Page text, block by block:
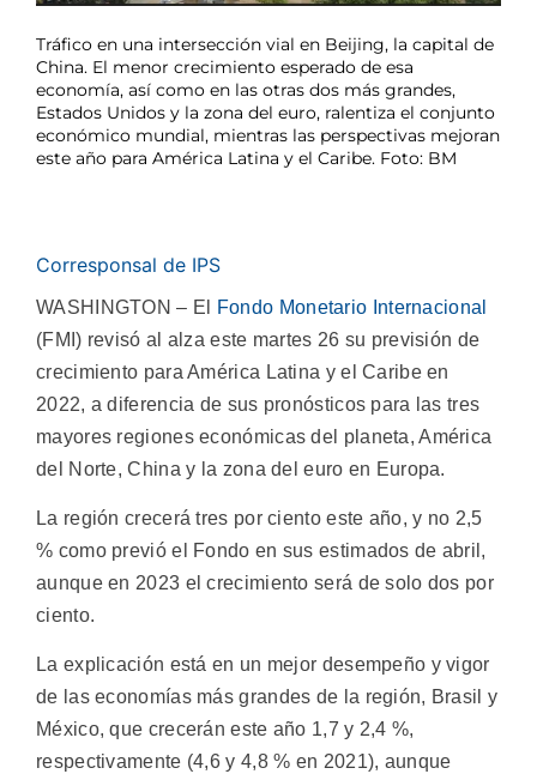
Tráfico en una intersección vial en Beijing, la capital de
China. El menor crecimiento esperado de esa
economía, así como en las otras dos más grandes,
Estados Unidos y la zona del euro, ralentiza el conjunto
económico mundial, mientras las perspectivas mejoran
este año para América Latina y el Caribe. Foto: BM
Corresponsal de IPS
WASHINGTON – El
Fondo Monetario Internacional
(FMI) revisó al alza este martes 26 su previsión de
crecimiento para América Latina y el Caribe en
2022, a diferencia de sus pronósticos para las tres
mayores regiones económicas del planeta, América
del Norte, China y la zona del euro en Europa.
La región crecerá tres por ciento este año, y no 2,5
% como previó el Fondo en sus estimados de abril,
aunque en 2023 el crecimiento será de solo dos por
ciento.
La explicación está en un mejor desempeño y vigor
de las economías más grandes de la región, Brasil y
México, que crecerán este año 1,7 y 2,4 %,
respectivamente (4,6 y 4,8 % en 2021), aunque